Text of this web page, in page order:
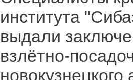
института
выдали
взлётно-